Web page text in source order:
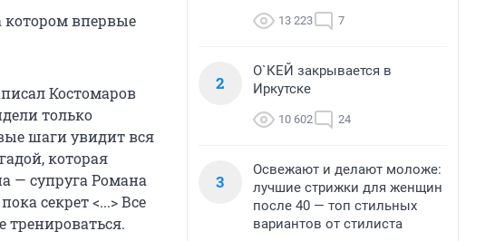
котором впервые
Костомаров
только
шаги увидит вся
которая
— супруга Романа
секрет <...> Все
тренироваться.
13 223 7
2
О`КЕЙ закрывается в
Иркутске
10 602 24
3
Освежают и делают моложе:
лучшие стрижки для женщин
после 40 — топ стильных
вариантов от стилиста